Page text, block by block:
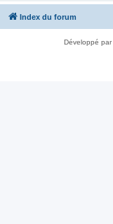
Index du forum
Développé par